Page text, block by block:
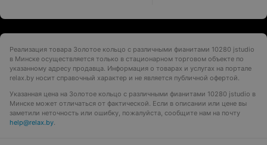
Реализация товара Золотое кольцо с различными фианитами 10280 jstudio
в Минске осуществляется только в стационарном торговом объекте по
указанному адресу продавца. Информация о товарах и услугах на портале
relax.by носит справочный характер и не является публичной офертой.
Указанная цена на Золотое кольцо с различными фианитами 10280 jstudio в
Минске может отличаться от фактической. Если в описании или цене вы
заметили неточность или ошибку, пожалуйста, сообщите нам на почту
help@relax.by.